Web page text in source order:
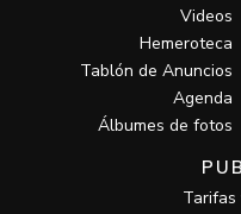
Videos
Hemeroteca
Tablón de Anuncios
Agenda
Álbumes de fotos
Tarifas